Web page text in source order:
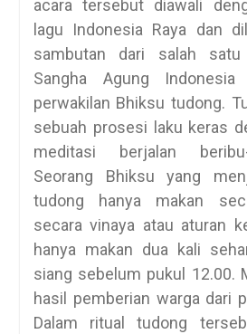
acara tersebut diawali
lagu Indonesia Raya dan
sambutan dari salah satu
Sangha Agung
perwakilan Bhiksu tudong.
sebuah prosesi laku keras
meditasi berjalan
Seorang Bhiksu yang
tudong hanya makan
secara vinaya atau aturan
hanya makan dua kali
siang sebelum pukul 12.00.
hasil pemberian warga dari
Dalam ritual tudong